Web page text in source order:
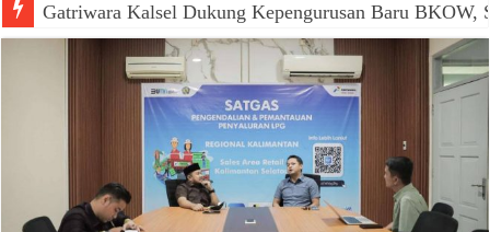
Gatriwara Kalsel Dukung Kepengurusan Baru BKOW,